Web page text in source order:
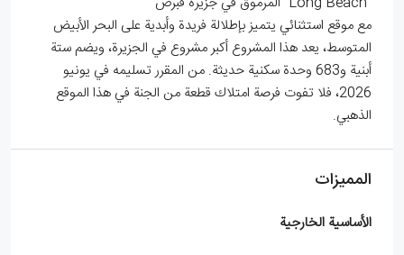
مع موقع استثنائي يتميز بإطلالة فريدة وأبدية على البحر الأبيض
المتوسط، يعد هذا المشروع أكبر مشروع في الجزيرة، ويضم ستة
أبنية و683 وحدة سكنية حديثة. من المقرر تسليمه في يونيو
2026، فلا تفوت فرصة امتلاك قطعة من الجنة في هذا الموقع
الذهبي.
المميزات
الأساسية الخارجية